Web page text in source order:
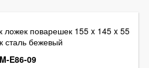
M-E86-09